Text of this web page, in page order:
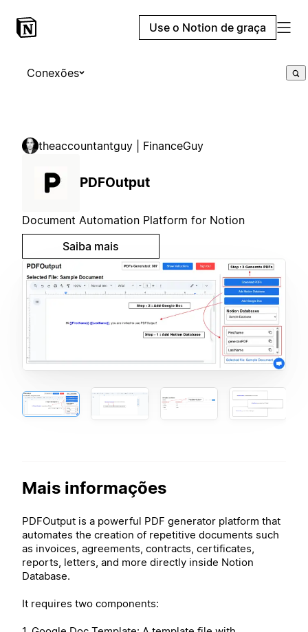
Use o Notion de graça
Conexões
theaccountantguy | FinanceGuy
PDFOutput
Document Automation Platform for Notion
Saiba mais
Mais informações
PDFOutput is a powerful PDF generator platform that
automates the creation of repetitive documents such
as invoices, agreements, contracts, certificates,
reports, letters, and more directly inside Notion
Database.
It requires two components: